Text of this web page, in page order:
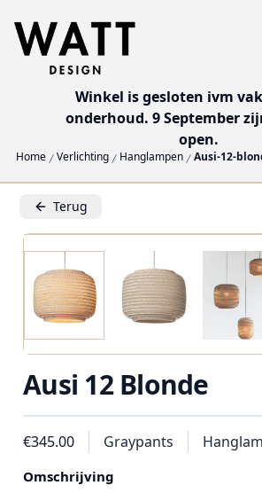
Winkel is gesloten ivm
onderhoud. 9 September
open.
Home Verlichting Hanglampen Ausi-12-
Terug
Ausi 12 Blonde
€345.00 Graypants
Omschrijving